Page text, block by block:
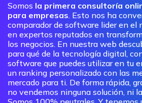
Somos la primera consultoría
para empresas. Esto nos ha
comparador de software lider en el
en expertos reputados en
los negocios. En nuestra web
para qué de la tecnología digital,
software que puedes utilizar en tu
un ranking personalizado con las
mercado para ti. De forma rápida,
no vendemos ninguna solución, ni